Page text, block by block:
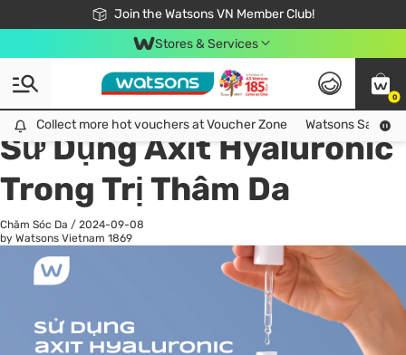
Join the Watsons VN Member Club!
Free Shipping For Order From 249,000Đ
24h Fast delivery in Hồ Chí Minh City
Stores & Services
0
Collect more hot vouchers at Voucher Zone
Collect more hot vouchers at Voucher Zone Watsons Safety
All
Chăm Sóc Cá Nhân
Sử Dụng Axit Hyaluronic
Trong Trị Thâm Da
Chăm Sóc Da / 2024-09-08
by Watsons Vietnam 1869